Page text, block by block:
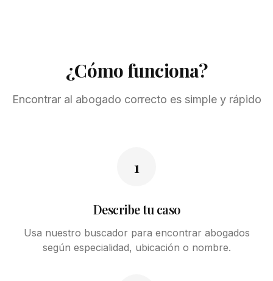
¿Cómo funciona?
Encontrar al abogado correcto es simple y rápido
1
Describe tu caso
Usa nuestro buscador para encontrar abogados
según especialidad, ubicación o nombre.